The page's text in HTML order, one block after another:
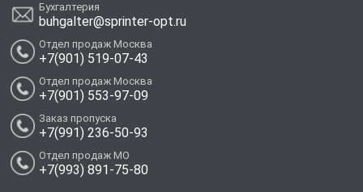
Бухгалтерия
buhgalter@sprinter-opt.ru
Отдел продаж Москва
+7(901) 519-07-43
Отдел продаж Москва
+7(901) 553-97-09
Заказ пропуска
+7(991) 236-50-93
Отдел продаж МО
+7(993) 891-75-80